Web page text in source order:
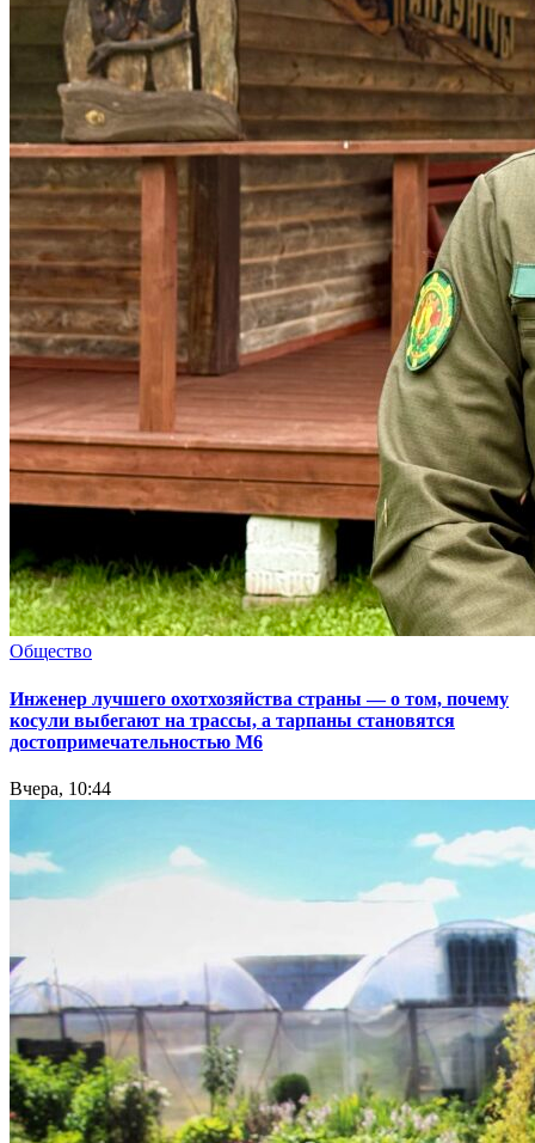
Общество
Инженер лучшего охотхозяйства страны — о том, почему
косули выбегают на трассы, а тарпаны становятся
достопримечательностью М6
Вчера, 10:44